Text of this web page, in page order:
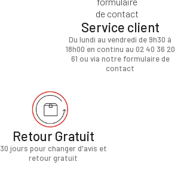
Service client
Du lundi au vendredi de 9h30 à
18h00 en continu au 02 40 36 20
61 ou via notre formulaire de
contact
Retour Gratuit
30 jours pour changer d'avis et
retour gratuit